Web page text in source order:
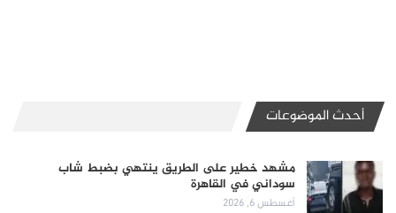
أحدث الموضوعات
مشهد خطير على الطريق ينتهي بضبط شاب
سوداني في القاهرة
أغسطس 6, 2026